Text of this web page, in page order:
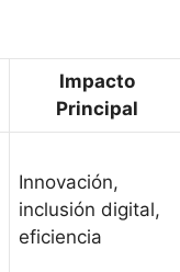
Impacto
Principal
Innovación,
inclusión digital,
eficiencia